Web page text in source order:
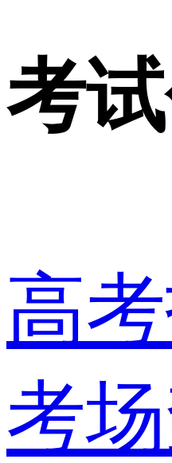
考
高
考